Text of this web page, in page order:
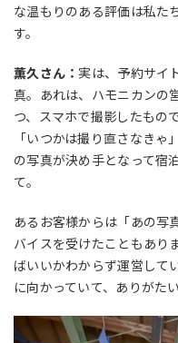
な温もりのある評価は私た
す。
薫久さん：実は、予約サイ
真。あれは、ハモニカンの
つ、スマホで撮影したもの
「いつかは撮り直さなき
の写真が決め手となって宿
て。
あるお客様からは「あの写
バイスを受けたこともあり
ばいいかわからず運営して
に向かっていて、ありがたい